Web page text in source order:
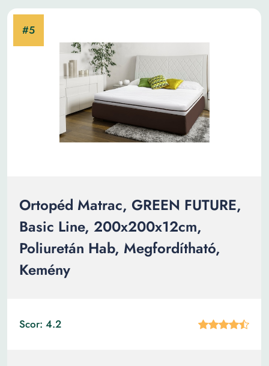
Ortopéd Matrac, GREEN FUTURE,
Basic Line, 200x200x12cm,
Poliuretán Hab, Megfordítható,
Kemény
Scor: 4.2